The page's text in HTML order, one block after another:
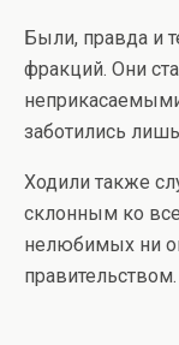
Были, правда и
фракций. Они
заботились
Ходили также
склонным ко
нелюбимых ни
правительством.